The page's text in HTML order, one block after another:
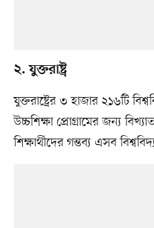
২. যুক্তরাষ্ট্র
যুক্তরাষ্ট্রের ৩ হাজার ২১৬টি
উচ্চশিক্ষা প্রোগ্রামের জন্য
শিক্ষার্থীদের গন্তব্য এসব